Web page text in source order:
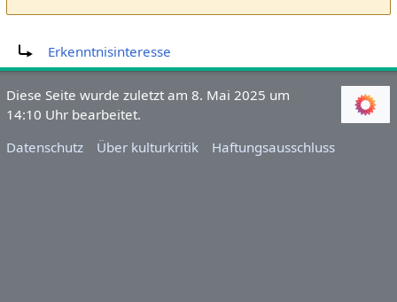
Erkenntnisinteresse
Diese Seite wurde zuletzt am 8. Mai 2025 um
14:10 Uhr bearbeitet.
Datenschutz
Über kulturkritik Haftungsausschluss